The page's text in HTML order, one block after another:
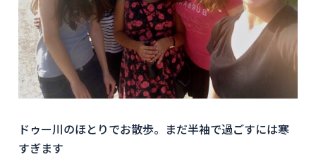
ドゥー川のほとりでお散歩。まだ半袖で過ごすには寒
すぎます